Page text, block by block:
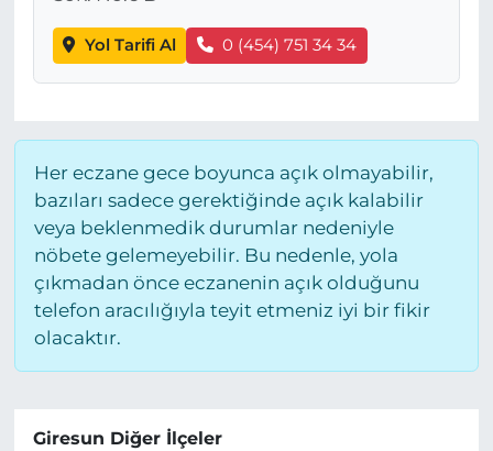
Yol Tarifi Al 0 (454) 751 34 34
Her eczane gece boyunca açık olmayabilir,
bazıları sadece gerektiğinde açık kalabilir
veya beklenmedik durumlar nedeniyle
nöbete gelemeyebilir. Bu nedenle, yola
çıkmadan önce eczanenin açık olduğunu
telefon aracılığıyla teyit etmeniz iyi bir fikir
olacaktır.
Giresun Diğer İlçeler